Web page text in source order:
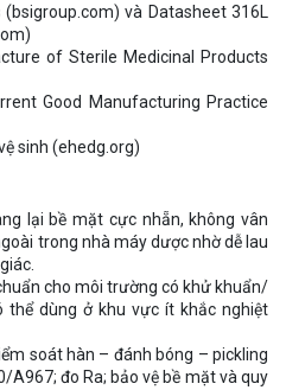
và Datasheet 316L
of Sterile Medicinal Products
Good Manufacturing Practice
sinh (ehedg.org)
lại bề mặt cực nhẵn, không vân
trong nhà máy dược nhờ dễ lau
cho môi trường có khử khuẩn/
thể dùng ở khu vực ít khắc nghiệt
soát hàn – đánh bóng – pickling
đo Ra; bảo vệ bề mặt và quy